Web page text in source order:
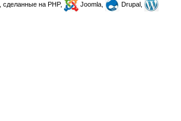
, сделанные на PHP, Joomla,
Drupal,